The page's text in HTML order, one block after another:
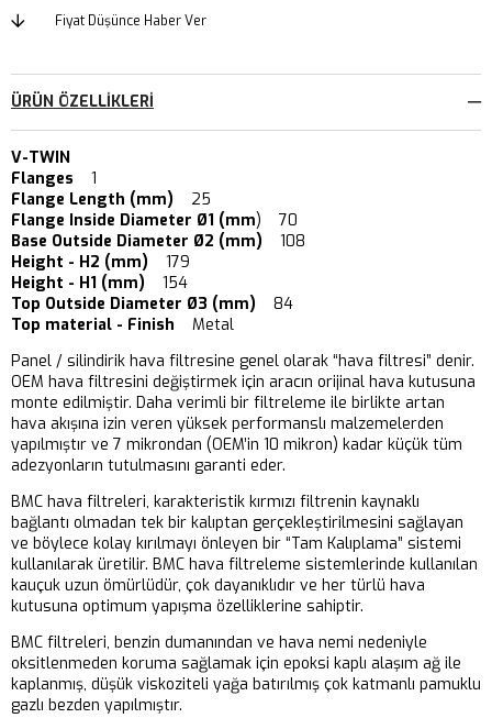
Fiyat Düşünce Haber Ver
ÜRÜN ÖZELLIKLERI
V-TWIN
Flanges 1
Flange Length (mm) 25
Flange Inside Diameter Ø1 (mm) 70
Base Outside Diameter Ø2 (mm) 108
Height - H2 (mm) 179
Height - H1 (mm) 154
Top Outside Diameter Ø3 (mm) 84
Top material - Finish Metal
Panel / silindirik hava filtresine genel olarak “hava filtresi” denir.
OEM hava filtresini değiştirmek için aracın orijinal hava kutusuna
monte edilmiştir. Daha verimli bir filtreleme ile birlikte artan
hava akışına izin veren yüksek performanslı malzemelerden
yapılmıştır ve 7 mikrondan (OEM’in 10 mikron) kadar küçük tüm
adezyonların tutulmasını garanti eder.
BMC hava filtreleri, karakteristik kırmızı filtrenin kaynaklı
bağlantı olmadan tek bir kalıptan gerçekleştirilmesini sağlayan
ve böylece kolay kırılmayı önleyen bir “Tam Kalıplama” sistemi
kullanılarak üretilir. BMC hava filtreleme sistemlerinde kullanılan
kauçuk uzun ömürlüdür, çok dayanıklıdır ve her türlü hava
kutusuna optimum yapışma özelliklerine sahiptir.
BMC filtreleri, benzin dumanından ve hava nemi nedeniyle
oksitlenmeden koruma sağlamak için epoksi kaplı alaşım ağ ile
kaplanmış, düşük viskoziteli yağa batırılmış çok katmanlı pamuklu
gazlı bezden yapılmıştır.